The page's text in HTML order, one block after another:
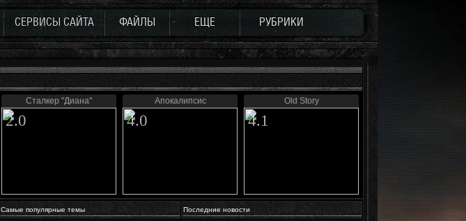
СЕРВИСЫ САЙТА ФАЙЛЫ ЕЩЕ РУБРИКИ
Сталкер "Диана"
2.0
Апокалипсис
4.0
Old Story
4.1
Самые популярные темы Последние новости